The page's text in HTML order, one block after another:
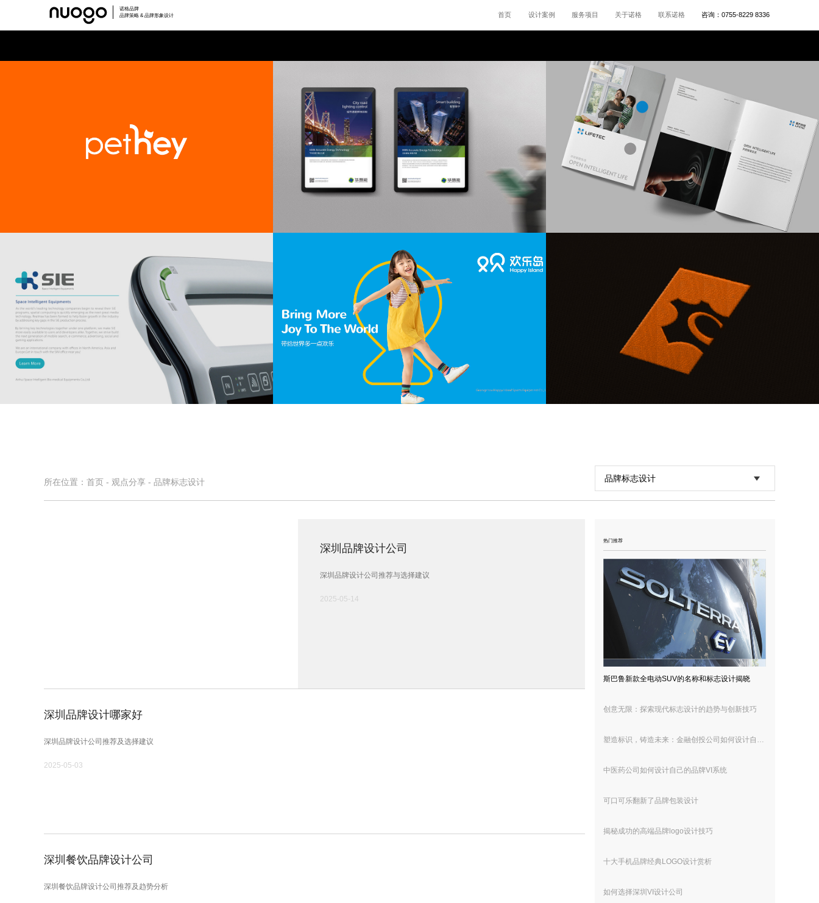
诺格品牌
品牌策略 & 品牌形象设计
首页 设计案例 服务项目 关于诺格 联系诺格 咨询：0755-8229 8336
悦宠爱
宠物品牌形象设计,宠物VI设计,智能养宠logo设计
太科智能
医疗产品VI设计,科技公司品牌设计
华慧能
环保标志设计,能源VI设计
欢乐岛
游乐设施VI设计,企业形象设计
南方天控
智能科技VI设计,家居LOGO设计
纽格尔
工业制造VI设计,机械LOGO设计
所在位置： 首页 - 观点分享 - 品牌标志设计 品牌标志设计
深圳品牌设计公司
深圳品牌设计公司推荐与选择建议
2025-05-14
深圳品牌设计哪家好
深圳品牌设计公司推荐及选择建议
2025-05-03
深圳餐饮品牌设计公司
深圳餐饮品牌设计公司推荐及趋势分析
热门推荐
斯巴鲁新款全电动SUV的名称和标志设计揭晓
创意无限：探索现代标志设计的趋势与创新技巧
塑造标识，铸造未来：金融创投公司如何设计自己的品牌VI系统
中医药公司如何设计自己的品牌VI系统
可口可乐翻新了品牌包装设计
揭秘成功的高端品牌logo设计技巧
十大手机品牌经典LOGO设计赏析
如何选择深圳VI设计公司